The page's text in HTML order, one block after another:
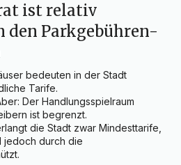
ist relativ
den Parkgebühren-
bedeuten in der Stadt
Tarife.
Der Handlungsspielraum
ist begrenzt.
die Stadt zwar Mindesttarife,
jedoch durch die